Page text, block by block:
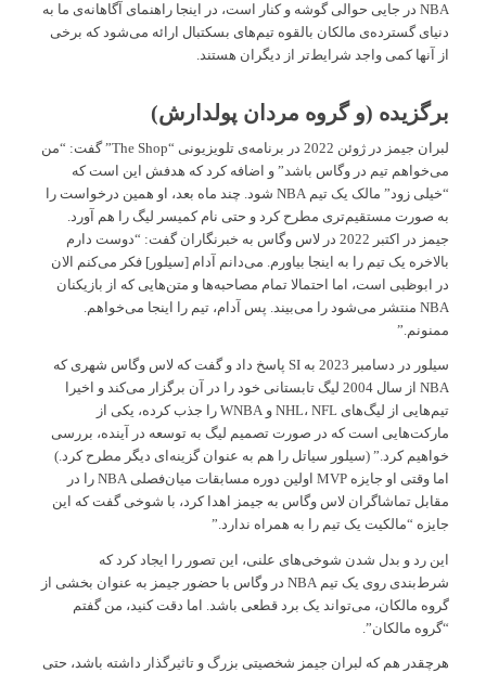
NBA در جایی حوالی گوشه و کنار است، در اینجا راهنمای آگاهانه‌ی ما به
دنیای گسترده‌ی مالکان بالقوه تیم‌های بسکتبال ارائه می‌شود که برخی
از آنها کمی واجد شرایط‌تر از دیگران هستند.
برگزیده (و گروه مردان پولدارش)
لبران جیمز در ژوئن 2022 در برنامه‌ی تلویزیونی “The Shop” گفت: “من
می‌خواهم تیم در وگاس باشد” و اضافه کرد که هدفش این است که
“خیلی زود” مالک یک تیم NBA شود. چند ماه بعد، او همین درخواست را
به صورت مستقیم‌تری مطرح کرد و حتی نام کمیسر لیگ را هم آورد.
جیمز در اکتبر 2022 در لاس وگاس به خبرنگاران گفت: “دوست دارم
بالاخره یک تیم را به اینجا بیاورم. می‌دانم آدام [سیلور] فکر می‌کنم الان
در ابوظبی است، اما احتمالا تمام مصاحبه‌ها و متن‌هایی که از بازیکنان
NBA منتشر می‌شود را می‌بیند. پس آدام، تیم را اینجا می‌خواهم.
ممنونم.”
سیلور در دسامبر 2023 به SI پاسخ داد و گفت که لاس وگاس شهری که
NBA از سال 2004 لیگ تابستانی خود را در آن برگزار می‌کند و اخیرا
تیم‌هایی از لیگ‌های NHL، NFL و WNBA را جذب کرده، یکی از
مارکت‌هایی است که در صورت تصمیم لیگ به توسعه در آینده، بررسی
خواهیم کرد.” (سیلور سیاتل را هم به عنوان گزینه‌ای دیگر مطرح کرد.)
اما وقتی او جایزه MVP اولین دوره مسابقات میان‌فصلی NBA را در
مقابل تماشاگران لاس وگاس به جیمز اهدا کرد، با شوخی گفت که این
جایزه “مالکیت یک تیم را به همراه ندارد.”
این رد و بدل شدن شوخی‌های علنی، این تصور را ایجاد کرد که
شرط‌بندی روی یک تیم NBA در وگاس با حضور جیمز به عنوان بخشی از
گروه مالکان، می‌تواند یک برد قطعی باشد. اما دقت کنید، من گفتم
“گروه مالکان”.
هرچقدر هم که لبران جیمز شخصیتی بزرگ و تاثیرگذار داشته باشد، حتی